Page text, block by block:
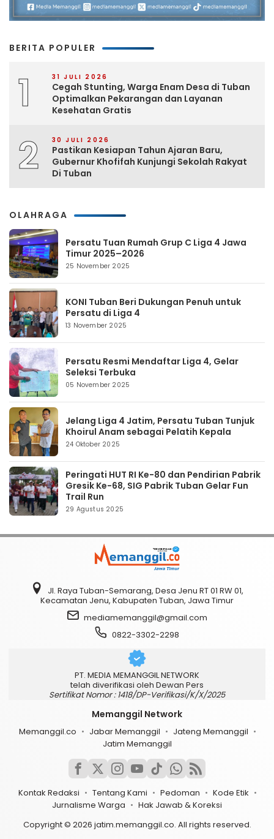
BERITA POPULER
1 31 JULI 2026
Cegah Stunting, Warga Enam Desa di Tuban
Optimalkan Pekarangan dan Layanan
Kesehatan Gratis
2 30 JULI 2026
Pastikan Kesiapan Tahun Ajaran Baru,
Gubernur Khofifah Kunjungi Sekolah Rakyat
Di Tuban
OLAHRAGA
Persatu Tuan Rumah Grup C Liga 4 Jawa
Timur 2025–2026
25 November 2025
KONI Tuban Beri Dukungan Penuh untuk
Persatu di Liga 4
13 November 2025
Persatu Resmi Mendaftar Liga 4, Gelar
Seleksi Terbuka
05 November 2025
Jelang Liga 4 Jatim, Persatu Tuban Tunjuk
Khoirul Anam sebagai Pelatih Kepala
24 Oktober 2025
Peringati HUT RI Ke-80 dan Pendirian Pabrik
Gresik Ke-68, SIG Pabrik Tuban Gelar Fun
Trail Run
29 Agustus 2025
Jl. Raya Tuban-Semarang, Desa Jenu RT 01 RW 01,
Kecamatan Jenu, Kabupaten Tuban, Jawa Timur
mediamemanggil@gmail.com
0822-3302-2298
PT. MEDIA MEMANGGIL NETWORK
telah diverifikasi oleh Dewan Pers
Sertifikat Nomor : 1418/DP-Verifikasi/K/X/2025
Memanggil Network
Memanggil.co Jabar Memanggil
Jateng Memanggil
Jatim Memanggil
Kontak Redaksi Tentang Kami Pedoman
Kode Etik
Jurnalisme Warga
Hak Jawab & Koreksi
Copyright © 2026 jatim.memanggil.co. All rights reserved.